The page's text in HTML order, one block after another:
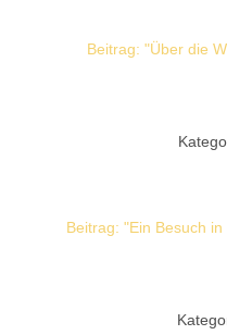
Beitrag: "Über die
Beitrag: "Ein Besuch